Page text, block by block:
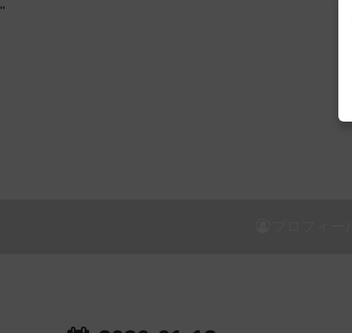
"